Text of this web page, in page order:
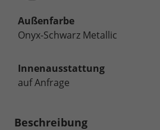
Außenfarbe
Onyx-Schwarz Metallic
Innenausstattung
auf Anfrage
Beschreibung